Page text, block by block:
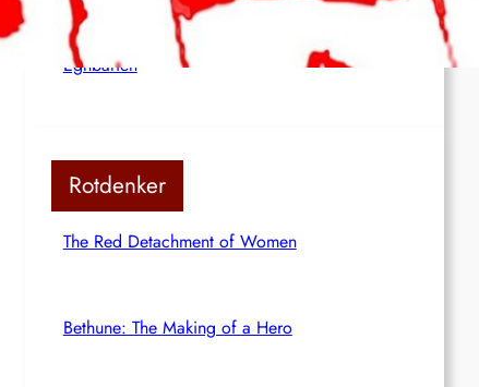
Palästina: Verschiebung der Urteilsverkündung
im Prozess gegen den linken Aktivisten Raja
Eghbarieh
Rotdenker
The Red Detachment of Women
Bethune: The Making of a Hero